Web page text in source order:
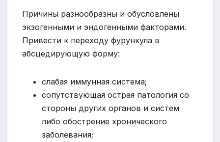
Причины разнообразны и обусловлены
экзогенными и эндогенными факторами.
Привести к переходу фурункула в
абсцедирующую форму:
слабая иммунная система;
сопутствующая острая патология со
стороны других органов и систем
либо обострение хронического
заболевания;